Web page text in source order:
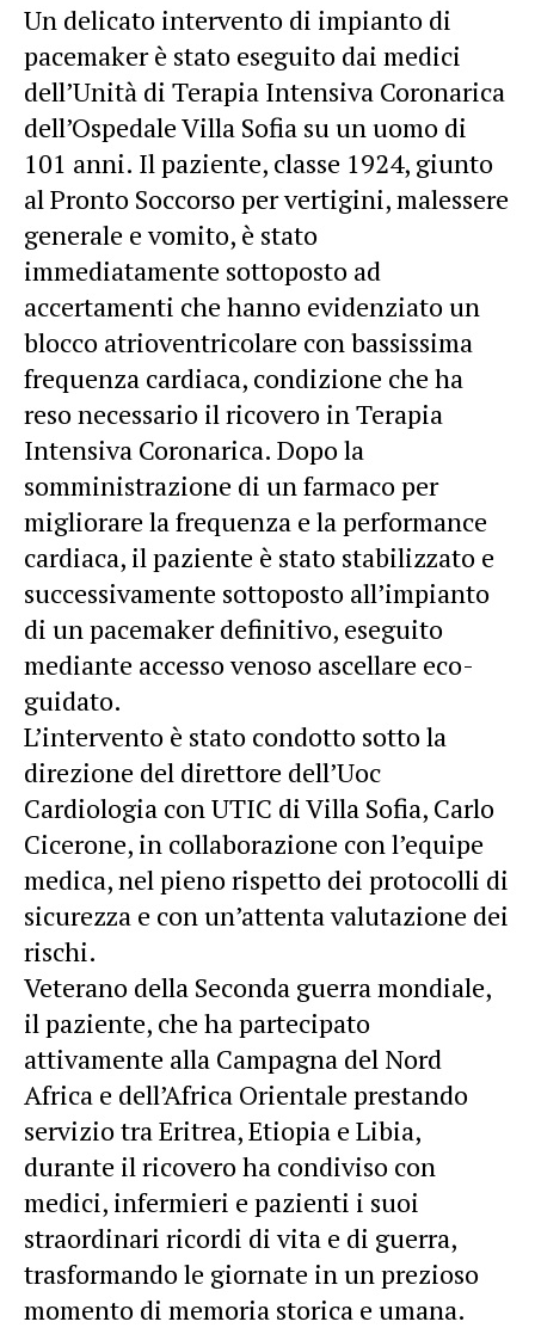
Un delicato intervento di impianto di
pacemaker è stato eseguito dai medici
dell’Unità di Terapia Intensiva Coronarica
dell’Ospedale Villa Sofia su un uomo di
101 anni. Il paziente, classe 1924, giunto
al Pronto Soccorso per vertigini, malessere
generale e vomito, è stato
immediatamente sottoposto ad
accertamenti che hanno evidenziato un
blocco atrioventricolare con bassissima
frequenza cardiaca, condizione che ha
reso necessario il ricovero in Terapia
Intensiva Coronarica. Dopo la
somministrazione di un farmaco per
migliorare la frequenza e la performance
cardiaca, il paziente è stato stabilizzato e
successivamente sottoposto all’impianto
di un pacemaker definitivo, eseguito
mediante accesso venoso ascellare eco-
guidato.
L’intervento è stato condotto sotto la
direzione del direttore dell’Uoc
Cardiologia con UTIC di Villa Sofia, Carlo
Cicerone, in collaborazione con l’equipe
medica, nel pieno rispetto dei protocolli di
sicurezza e con un’attenta valutazione dei
rischi.
Veterano della Seconda guerra mondiale,
il paziente, che ha partecipato
attivamente alla Campagna del Nord
Africa e dell’Africa Orientale prestando
servizio tra Eritrea, Etiopia e Libia,
durante il ricovero ha condiviso con
medici, infermieri e pazienti i suoi
straordinari ricordi di vita e di guerra,
trasformando le giornate in un prezioso
momento di memoria storica e umana.